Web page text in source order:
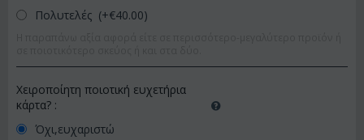
Πολυτελές (+€40.00)
Χειροποίητη ποιοτική ευχετήρια
κάρτα? :
Όχι,ευχαριστώ